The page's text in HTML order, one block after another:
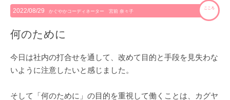
2022/08/29 かぐやかコーディネーター 宮前 奈々子
こころ
何のために
今日は社内の打合せを通して、改めて目的と手段を見失わな
いように注意したいと感じました。
そして「何のために」の目的を重視して働くことは、カグヤ